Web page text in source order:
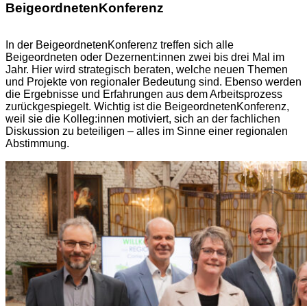
BeigeordnetenKonferenz
In der BeigeordnetenKonferenz treffen sich alle
Beigeordneten oder Dezernent:innen zwei bis drei Mal im
Jahr. Hier wird strategisch beraten, welche neuen Themen
und Projekte von regionaler Bedeutung sind. Ebenso werden
die Ergebnisse und Erfahrungen aus dem Arbeitsprozess
zurückgespiegelt. Wichtig ist die BeigeordnetenKonferenz,
weil sie die Kolleg:innen motiviert, sich an der fachlichen
Diskussion zu beteiligen – alles im Sinne einer regionalen
Abstimmung.